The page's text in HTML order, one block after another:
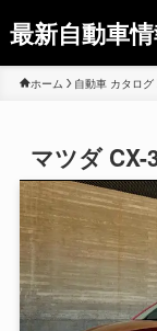
最新自動車
ホーム 自動車 カタログ
マツダ CX-